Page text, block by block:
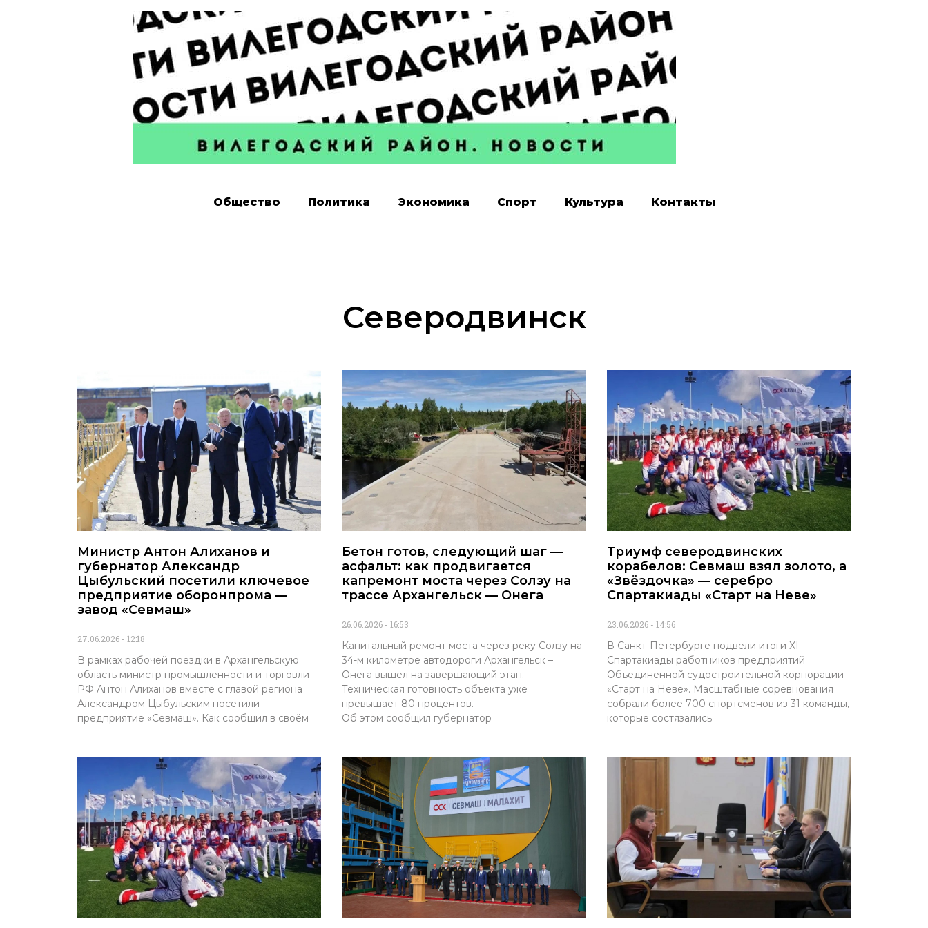
Общество Политика Экономика Спорт Культура Контакты
Северодвинск
Министр Антон Алиханов и
губернатор Александр
Цыбульский посетили ключевое
предприятие оборонпрома —
завод «Севмаш»
27.06.2026 12:18
В рамках рабочей поездки в Архангельскую
область министр промышленности и торговли
РФ Антон Алиханов вместе с главой региона
Александром Цыбульским посетили
предприятие «Севмаш». Как сообщил в своём
Бетон готов, следующий шаг —
асфальт: как продвигается
капремонт моста через Солзу на
трассе Архангельск — Онега
26.06.2026 16:53
Капитальный ремонт моста через реку Солзу на
34-м километре автодороги Архангельск –
Онега вышел на завершающий этап.
Техническая готовность объекта уже
превышает 80 процентов.
Об этом сообщил губернатор
Триумф северодвинских
корабелов: Севмаш взял золото, а
«Звёздочка» — серебро
Спартакиады «Старт на Неве»
23.06.2026 14:56
В Санкт-Петербурге подвели итоги XI
Спартакиады работников предприятий
Объединенной судостроительной корпорации
«Старт на Неве». Масштабные соревнования
собрали более 700 спортсменов из 31 команды,
которые состязались